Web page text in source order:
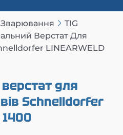
TIG
Верстат Для
LINEARWELD
для
Schnelldorfer
1400